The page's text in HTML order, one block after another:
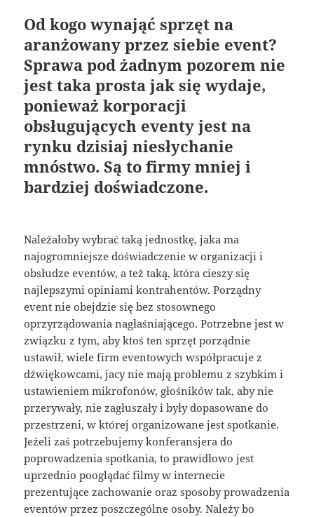
Od kogo wynająć sprzęt na
aranżowany przez siebie event?
Sprawa pod żadnym pozorem nie
jest taka prosta jak się wydaje,
ponieważ korporacji
obsługujących eventy jest na
rynku dzisiaj niesłychanie
mnóstwo. Są to firmy mniej i
bardziej doświadczone.
Należałoby wybrać taką jednostkę, jaka ma
najogromniejsze doświadczenie w organizacji i
obsłudze eventów, a też taką, która cieszy się
najlepszymi opiniami kontrahentów. Porządny
event nie obejdzie się bez stosownego
oprzyrządowania nagłaśniającego. Potrzebne jest w
związku z tym, aby ktoś ten sprzęt porządnie
ustawił, wiele firm eventowych współpracuje z
dźwiękowcami, jacy nie mają problemu z szybkim i
ustawieniem mikrofonów, głośników tak, aby nie
przerywały, nie zagłuszały i były dopasowane do
przestrzeni, w której organizowane jest spotkanie.
Jeżeli zaś potrzebujemy konferansjera do
poprowadzenia spotkania, to prawidłowo jest
uprzednio pooglądać filmy w internecie
prezentujące zachowanie oraz sposoby prowadzenia
eventów przez poszczególne osoby. Należy bo